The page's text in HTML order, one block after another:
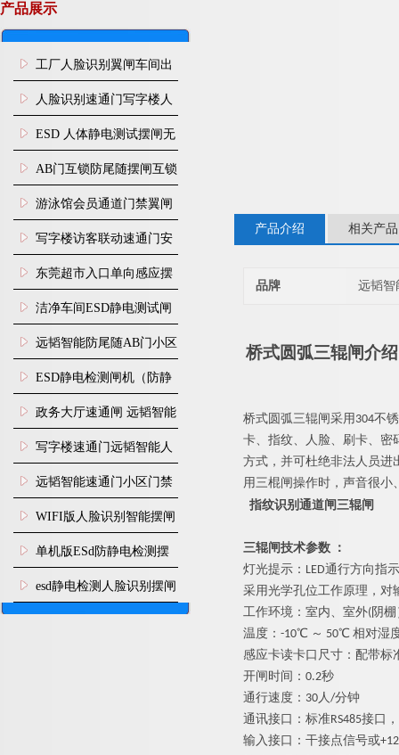
产品展示
工厂人脸识别翼闸车间出
入口人行通道门禁
人脸识别速通门写字楼人
行通道闸门禁设备
ESD 人体静电测试摆闸无
尘车间防静电闸机
AB门互锁防尾随摆闸互锁
闸机
游泳馆会员通道门禁翼闸
写字楼访客联动速通门安
装
东莞超市入口单向感应摆
闸安装
洁净车间ESD静电测试闸
机
远韬智能防尾随AB门小区
门禁闸机安装
​ESD静电检测闸机（防静
电门禁通道系统）
政务大厅速通闸 远韬智能
防尾随静音速通门
写字楼速通门远韬智能人
脸识别快速通道闸
远韬智能速通门小区门禁
闸机食堂消费摆闸
WIFI版人脸识别智能摆闸
机
单机版ESd防静电检测摆
闸机
esd静电检测人脸识别摆闸
安装
产品介绍 相关产品
品牌 远韬智
桥式圆弧三辊闸介
桥式圆弧三辊闸采用304不
卡、 指纹、人脸、刷卡、密
方式，并可杜绝非法人员进
用三棍闸操作时，声音很小
指纹识别通道闸三辊闸
三辊闸技术参数 ：
灯光提示 ： LED通行方向指示
采用光学孔位工作原理，对
工作环境：室内、室外( 阴
温度 ： -10℃ ～ 50℃ 相对湿
感应卡读卡口尺寸：配带标
开闸时间 ： 0.2秒
通行速度 ： 30人/分钟
通讯接口：标准RS485接口
输入接口：干接点信号或+12